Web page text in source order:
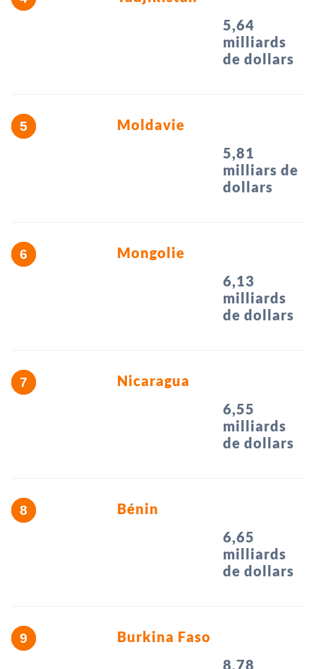
5,64
milliards
de dollars
Moldavie
5,81
milliars de
dollars
Mongolie
6,13
milliards
de dollars
Nicaragua
6,55
milliards
de dollars
Bénin
6,65
milliards
de dollars
Burkina Faso
8,78